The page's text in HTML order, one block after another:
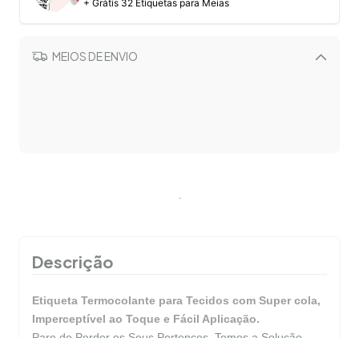
+ Grátis 32 Etiquetas para Meias
MEIOS DE ENVIO
Descrição
Etiqueta Termocolante para Tecidos com Super cola,
Imperceptível ao Toque e Fácil Aplicação.